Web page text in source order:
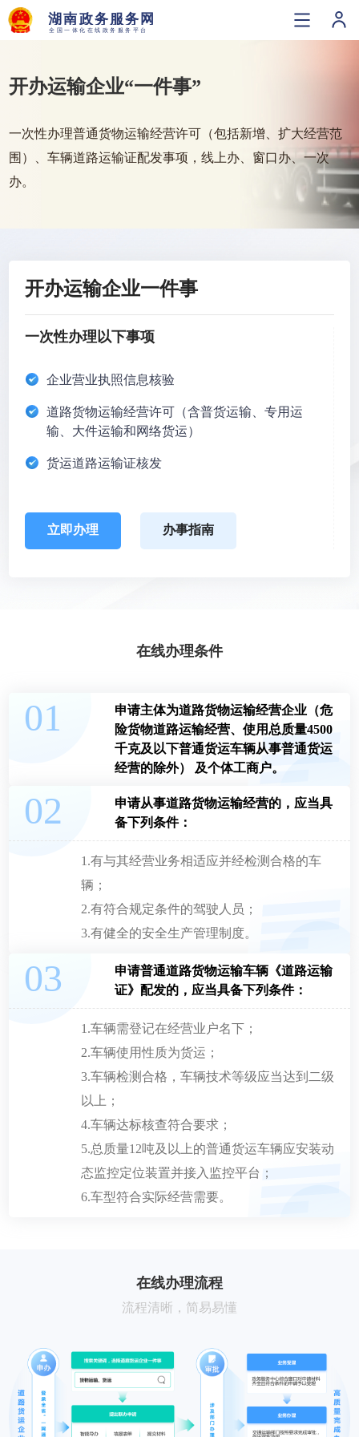
开办运输企业“一件事”
一次性办理普通货物运输经营许可（包括新增、扩大经营范
围）、车辆道路运输证配发事项，线上办、窗口办、一次
办。
开办运输企业一件事
一次性办理以下事项
企业营业执照信息核验
道路货物运输经营许可（含普货运输、专用运
输、大件运输和网络货运）
货运道路运输证核发
立即办理 办事指南
在线办理条件
申请主体为道路货物运输经营企业（危
险货物道路运输经营、使用总质量4500
千克及以下普通货运车辆从事普通货运
经营的除外） 及个体工商户。
申请从事道路货物运输经营的，应当具
备下列条件：
1.有与其经营业务相适应并经检测合格的车
辆；
2.有符合规定条件的驾驶人员；
3.有健全的安全生产管理制度。
申请普通道路货物运输车辆《道路运输
证》配发的，应当具备下列条件：
1.车辆需登记在经营业户名下；
2.车辆使用性质为货运；
3.车辆检测合格，车辆技术等级应当达到二级
以上；
4.车辆达标核查符合要求；
5.总质量12吨及以上的普通货运车辆应安装动
态监控定位装置并接入监控平台；
6.车型符合实际经营需要。
在线办理流程
流程清晰，简易易懂